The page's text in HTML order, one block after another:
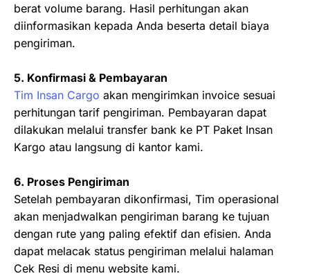
berat volume barang. Hasil perhitungan akan
diinformasikan kepada Anda beserta detail biaya
pengiriman.
5. Konfirmasi & Pembayaran
Tim Insan Cargo akan mengirimkan invoice sesuai
perhitungan tarif pengiriman. Pembayaran dapat
dilakukan melalui transfer bank ke PT Paket Insan
Kargo atau langsung di kantor kami.
6. Proses Pengiriman
Setelah pembayaran dikonfirmasi, Tim operasional
akan menjadwalkan pengiriman barang ke tujuan
dengan rute yang paling efektif dan efisien. Anda
dapat melacak status pengiriman melalui halaman
Cek Resi di menu website kami.